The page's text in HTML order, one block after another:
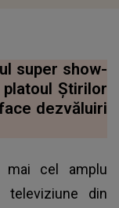
super show-
Ştirilor
dezvăluiri
mai cel amplu
din